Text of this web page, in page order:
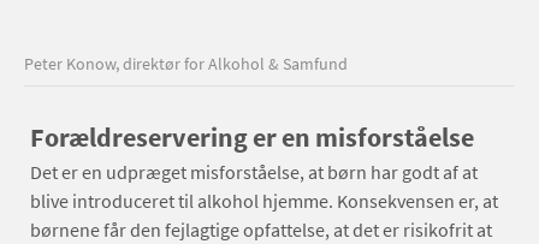
Peter Konow, direktør for Alkohol & Samfund
Forældreservering er en misforståelse
Det er en udpræget misforståelse, at børn har godt af at
blive introduceret til alkohol hjemme. Konsekvensen er, at
børnene får den fejlagtige opfattelse, at det er risikofrit at